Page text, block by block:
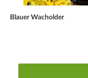
Blauer Wacholder